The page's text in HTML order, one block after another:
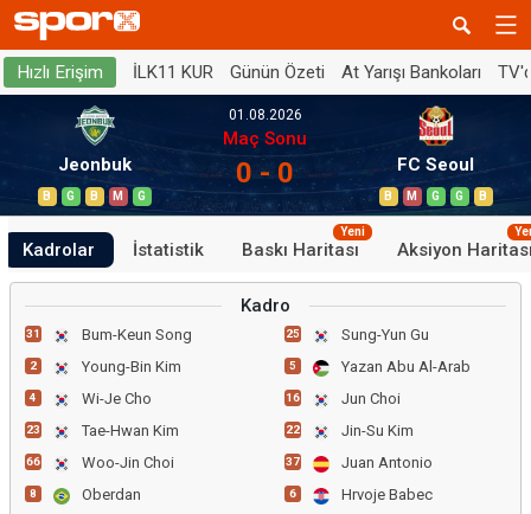
Hızlı Erişim İLK11 KUR Günün Özeti At Yarışı Bankoları
Jeonbuk
B G B M G
01.08.2026
Maç Sonu
0 - 0 FC Seoul
B M G G B
Kadrolar İstatistik Baskı Haritası
Yeni
Aksiyon
Kadro
31 Bum-Keun Song
2 Young-Bin Kim
4 Wi-Je Cho
23 Tae-Hwan Kim
66 Woo-Jin Choi
8 Oberdan
25 Sung-Yun Gu
5 Yazan Abu Al-Arab
16 Jun Choi
22 Jin-Su Kim
37 Juan Antonio
6 Hrvoje Babec